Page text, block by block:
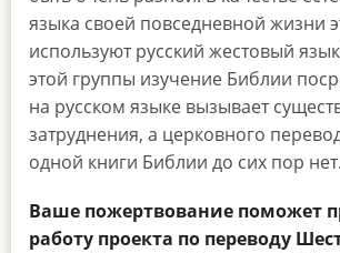
языка своей повседневной жизни
используют русский жестовый
этой группы изучение Библии
на русском языке вызывает
затруднения, а церковного
одной книги Библии до сих пор
Ваше пожертвование поможет
работу проекта по переводу